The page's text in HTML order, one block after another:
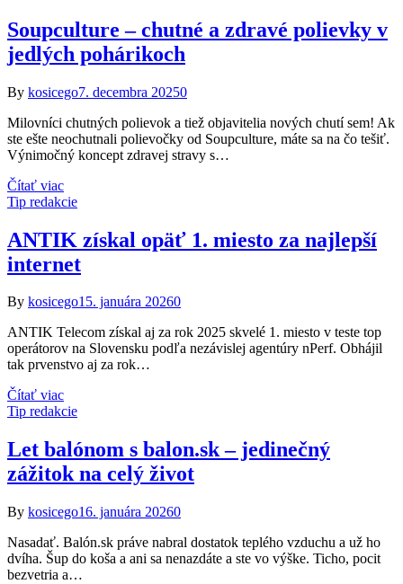
Soupculture – chutné a zdravé polievky v
jedlých pohárikoch
By kosicego7. decembra 20250
Milovníci chutných polievok a tiež objavitelia nových chutí sem! Ak
ste ešte neochutnali polievočky od Soupculture, máte sa na čo tešiť.
Výnimočný koncept zdravej stravy s…
Čítať viac
Tip redakcie
ANTIK získal opäť 1. miesto za najlepší
internet
By kosicego15. januára 20260
ANTIK Telecom získal aj za rok 2025 skvelé 1. miesto v teste top
operátorov na Slovensku podľa nezávislej agentúry nPerf. Obhájil
tak prvenstvo aj za rok…
Čítať viac
Tip redakcie
Let balónom s balon.sk – jedinečný
zážitok na celý život
By kosicego16. januára 20260
Nasadať. Balón.sk práve nabral dostatok teplého vzduchu a už ho
dvíha. Šup do koša a ani sa nenazdáte a ste vo výške. Ticho, pocit
bezvetria a…